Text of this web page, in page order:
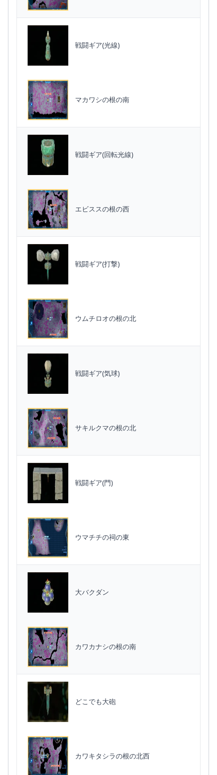
戦闘ギア(光線)
マカワシの根の南
戦闘ギア(回転光線)
エビススの根の西
戦闘ギア(打撃)
ウムチロオの根の北
戦闘ギア(気球)
サキルクマの根の北
戦闘ギア(門)
ウマチチの祠の東
大バクダン
カワカナシの根の南
どこでも大砲
カワキタシラの根の北西